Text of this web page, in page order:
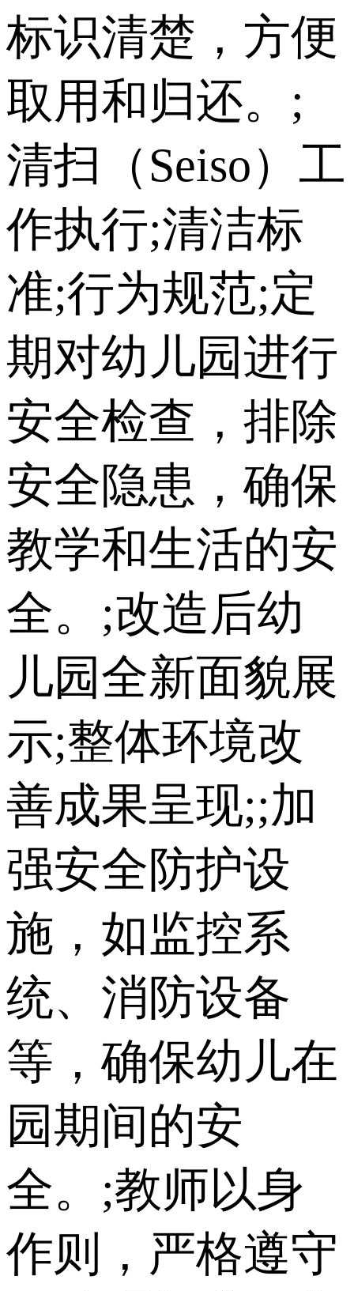
标识清楚，方便
取用和归还。;
清扫（Seiso）工
作执行;清洁标
准;行为规范;定
期对幼儿园进行
安全检查，排除
安全隐患，确保
教学和生活的安
全。;改造后幼
儿园全新面貌展
示;整体环境改
善成果呈现;;加
强安全防护设
施，如监控系
统、消防设备
等，确保幼儿在
园期间的安
全。;教师以身
作则，严格遵守